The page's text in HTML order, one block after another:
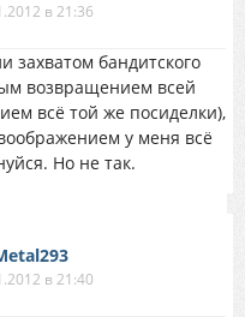
в 21:36
захватом бандитского
возвращением всей
всё той же посиделки),
у меня всё
Но не так.
в 21:40